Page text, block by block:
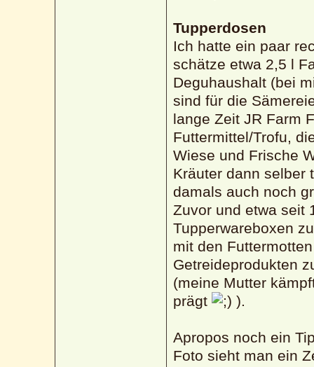
Tupperdosen
Ich hatte ein paar
schätze etwa 2,5 l
Deguhaushalt (bei
sind für die
lange Zeit JR Farm
Futtermittel/Trofu,
Wiese und Frische
Kräuter dann selber
damals auch noch
Zuvor und etwa seit
Tupperwareboxen
mit den
Getreideprodukten
(meine Mutter
prägt
).
Apropos noch ein
Foto sieht man ein